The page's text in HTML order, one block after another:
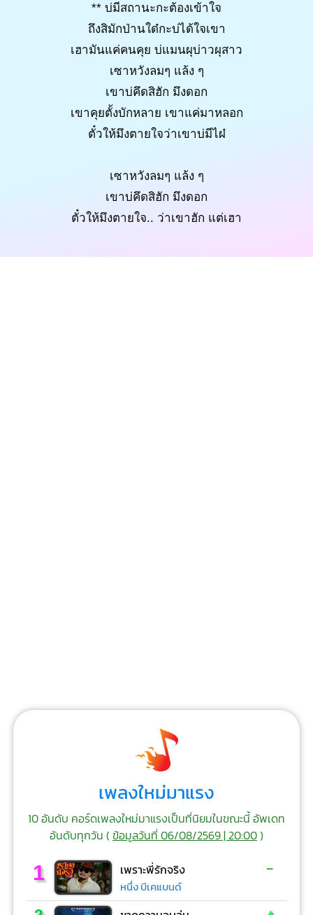
** บ่มีสถานะกะต้องเข้าใจ
ถึงสิมักป่านใด๋กะบ่ได้ใจเขา
เฮามันแค่คนคุย บ่แมนผุบ่าวผุสาว
เซาหวังลมๆ แล้ง ๆ
เขาบ่คึดสิฮัก มึงดอก
เขาคุยตั้งบักหลาย เขาแค่มาหลอก
ตั๋วให้มึงตายใจว่าเขาบ่มีไผ๋
เซาหวังลมๆ แล้ง ๆ
เขาบ่คึดสิฮัก มึงดอก
ตั๋วให้มึงตายใจ.. ว่าเขาฮัก แต่เฮา
เพลงใหม่มาแรง
10 อันดับ คอร์ดเพลงใหม่มาแรงเป็นที่นิยมในขณะนี้ อัพเดท
อันดับทุกวัน (ข้อมูลวันที่ 06/08/2569 | 20:00)
1 เพราะพี่รักจริง
หนึ่ง บีเคแบนด์
-